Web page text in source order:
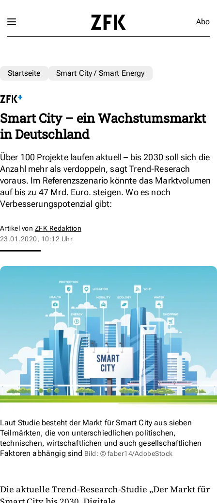
Abo
Startseite Smart City / Smart Energy
Smart City – ein Wachstumsmarkt
in Deutschland
Über 100 Projekte laufen aktuell – bis 2030 soll sich die
Anzahl mehr als verdoppeln, sagt Trend-Reserach
voraus. Im Referenzszenario könnte das Marktvolumen
auf bis zu 47 Mrd. Euro. steigen. Wo es noch
Verbesserungspotenzial gibt:
Artikel von ZFK Redaktion
23.01.2020, 10:12 Uhr
Laut Studie besteht der Markt für Smart City aus sieben
Teilmärkten, die von unterschiedlichen politischen,
technischen, wirtschaftlichen und auch gesellschaftlichen
Faktoren abhängig sind Bild: © faber14/AdobeStock
Die aktuelle Trend-Research-Studie „Der Markt für